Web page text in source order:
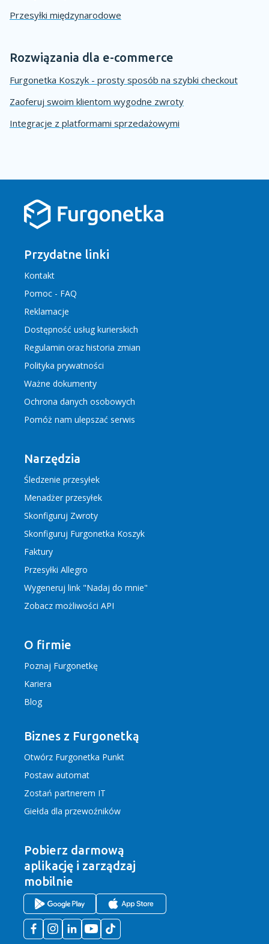
Przesyłki międzynarodowe
Rozwiązania dla e-commerce
Furgonetka Koszyk - prosty sposób na szybki checkout
Zaoferuj swoim klientom wygodne zwroty
Integracje z platformami sprzedażowymi
Przydatne linki
Kontakt
Pomoc - FAQ
Reklamacje
Dostępność usług kurierskich
Regulamin orazhistoria zmian
Polityka prywatności
Ważne dokumenty
Ochrona danych osobowych
Pomóż nam ulepszać serwis
Narzędzia
Śledzenie przesyłek
Menadżer przesyłek
Skonfiguruj Zwroty
Skonfiguruj Furgonetka Koszyk
Faktury
Przesyłki Allegro
Wygeneruj link "Nadaj do mnie"
Zobacz możliwości API
O firmie
Poznaj Furgonetkę
Kariera
Blog
Biznes z Furgonetką
Otwórz Furgonetka Punkt
Postaw automat
Zostań partnerem IT
Giełda dla przewoźników
Pobierz darmową
aplikację i zarządzaj
mobilnie